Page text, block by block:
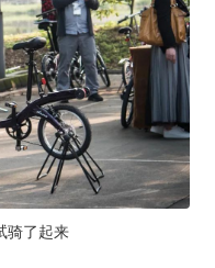
骑了起来